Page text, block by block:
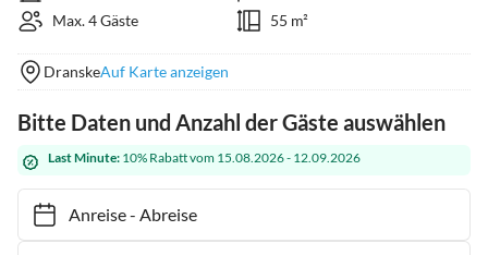
Max. 4 Gäste
55 m²
DranskeAuf Karte anzeigen
Bitte Daten und Anzahl der Gäste auswählen
Last Minute: 10% Rabatt vom 15.08.2026 - 12.09.2026
Anreise- Abreise